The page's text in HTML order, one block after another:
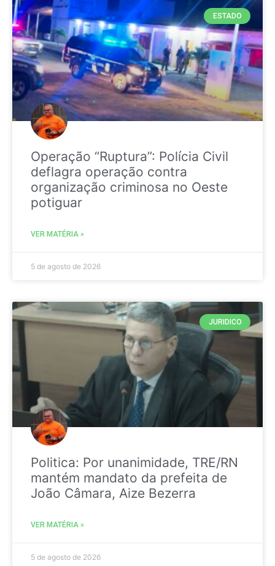
ESTADO
Operação “Ruptura”: Polícia Civil
deflagra operação contra
organização criminosa no Oeste
potiguar
VER MATÉRIA »
5 de agosto de 2026
JURIDICO
Politica: Por unanimidade, TRE/RN
mantém mandato da prefeita de
João Câmara, Aize Bezerra
VER MATÉRIA »
5 de agosto de 2026